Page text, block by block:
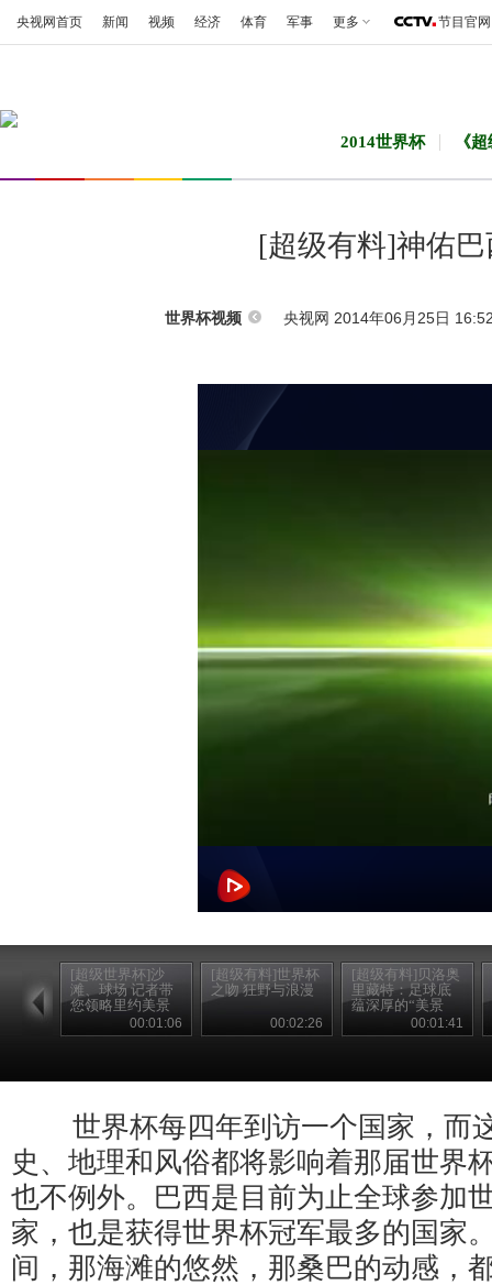
央视网首页 新闻 视频 经济 体育 军事 更多 节目官网
2014世界杯 《
[超级有料]神佑
世界杯视频 央视网 2014年06月25日
[超级世界杯]沙
滩、球场 记者带
您领略里约美景
00:01:06
[超级有料]世界杯
之吻 狂野与浪漫
00:02:26
[超级有料]贝洛奥
里藏特：足球底
蕴深厚的“美景
00:01:41
世界杯每四年到访一个国家，而
史、地理和风俗都将影响着那届世界
也不例外。巴西是目前为止全球参加
家，也是获得世界杯冠军最多的国家
间，那海滩的悠然，那桑巴的动感，